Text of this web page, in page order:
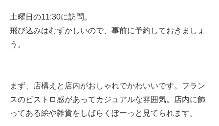
土曜日の11:30に訪問。
飛び込みはむずかしいので、事前に予約しておきましょ
う。
まず、店構えと店内がおしゃれでかわいいです。フラン
スのビストロ感があってカジュアルな雰囲気。店内に飾
ってある絵や雑貨をしばらくぼーっと見てられます。